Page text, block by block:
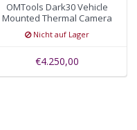
OMTools Dark30 Vehicle
Mounted Thermal Camera
384 x 288 pixels, 60HZ,
40mK
Nicht auf Lager
€4.250,00